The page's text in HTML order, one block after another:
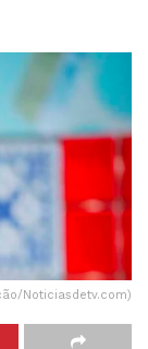
Noticiasdetv.com)